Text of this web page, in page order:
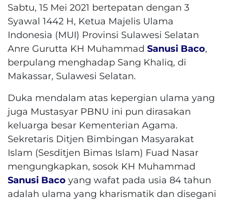
Sabtu, 15 Mei 2021 bertepatan dengan 3
Syawal 1442 H, Ketua Majelis Ulama
Indonesia (MUI) Provinsi Sulawesi Selatan
Anre Gurutta KH Muhammad Sanusi Baco,
berpulang menghadap Sang Khaliq, di
Makassar, Sulawesi Selatan.
Duka mendalam atas kepergian ulama yang
juga Mustasyar PBNU ini pun dirasakan
keluarga besar Kementerian Agama.
Sekretaris Ditjen Bimbingan Masyarakat
Islam (Sesditjen Bimas Islam) Fuad Nasar
mengungkapkan, sosok KH Muhammad
Sanusi Baco yang wafat pada usia 84 tahun
adalah ulama yang kharismatik dan disegani